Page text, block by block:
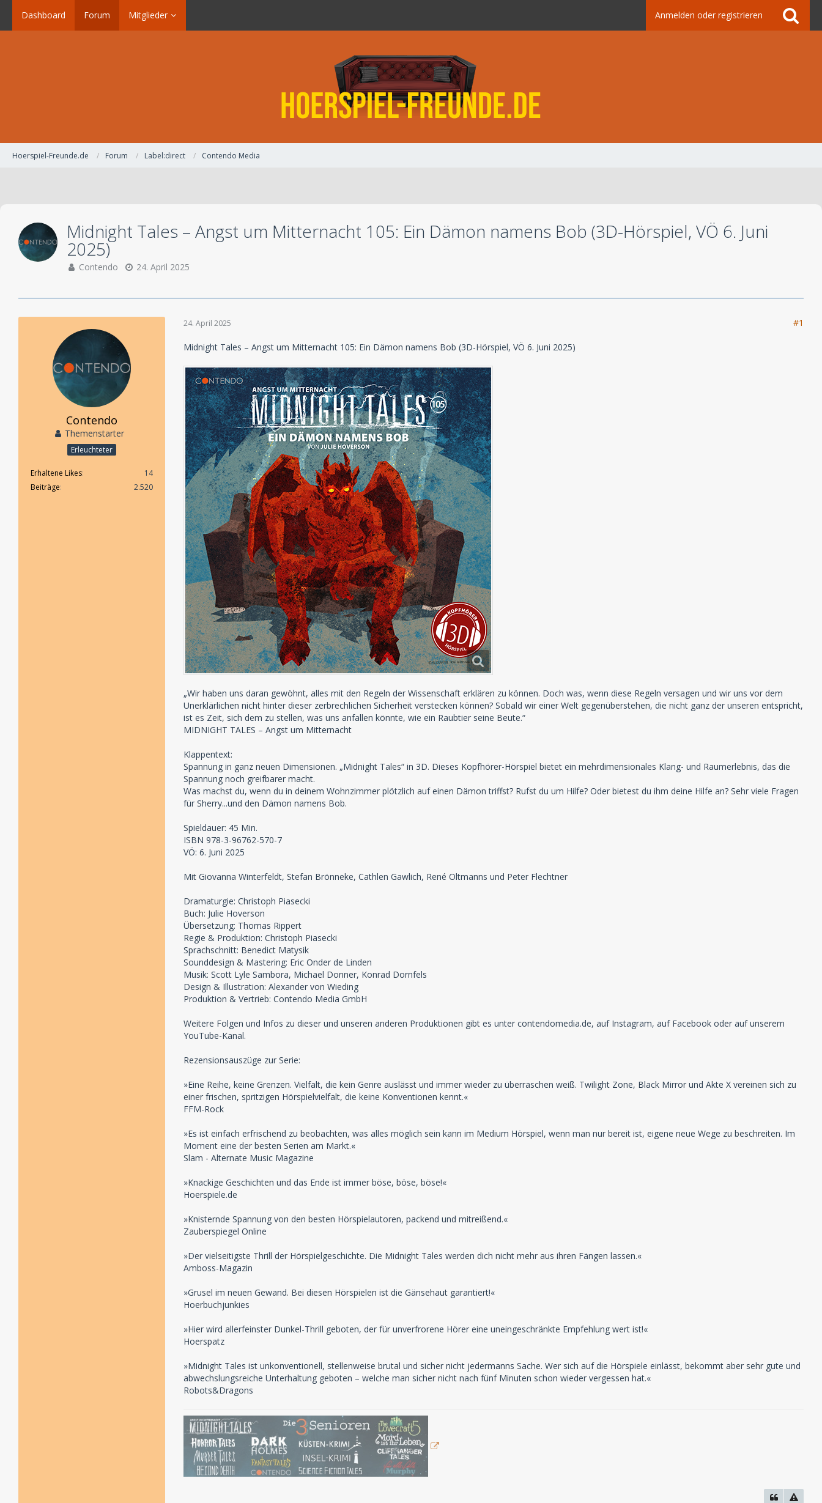
Dashboard Forum Mitglieder Anmelden oder registrieren
Hoerspiel-Freunde.de Forum Label:direct Contendo Media
Midnight Tales – Angst um Mitternacht 105: Ein Dämon namens Bob (3D-Hörspiel, VÖ 6. Juni
2025)
Contendo 24. April 2025
Contendo
Themenstarter
Erleuchteter
Erhaltene Likes
14
Beiträge
2.520
24. April 2025 #1
Midnight Tales – Angst um Mitternacht 105: Ein Dämon namens Bob (3D-Hörspiel, VÖ 6. Juni 2025)
„Wir haben uns daran gewöhnt, alles mit den Regeln der Wissenschaft erklären zu können. Doch was, wenn diese Regeln versagen und wir uns vor dem
Unerklärlichen nicht hinter dieser zerbrechlichen Sicherheit verstecken können? Sobald wir einer Welt gegenüberstehen, die nicht ganz der unseren entspricht,
ist es Zeit, sich dem zu stellen, was uns anfallen könnte, wie ein Raubtier seine Beute.“
MIDNIGHT TALES – Angst um Mitternacht
Klappentext:
Spannung in ganz neuen Dimensionen. „Midnight Tales“ in 3D. Dieses Kopfhörer-Hörspiel bietet ein mehrdimensionales Klang- und Raumerlebnis, das die
Spannung noch greifbarer macht.
Was machst du, wenn du in deinem Wohnzimmer plötzlich auf einen Dämon triffst? Rufst du um Hilfe? Oder bietest du ihm deine Hilfe an? Sehr viele Fragen
für Sherry...und den Dämon namens Bob.
Spieldauer: 45 Min.
ISBN 978-3-96762-570-7
VÖ: 6. Juni 2025
Mit Giovanna Winterfeldt, Stefan Brönneke, Cathlen Gawlich, René Oltmanns und Peter Flechtner
Dramaturgie: Christoph Piasecki
Buch: Julie Hoverson
Übersetzung: Thomas Rippert
Regie & Produktion: Christoph Piasecki
Sprachschnitt: Benedict Matysik
Sounddesign & Mastering: Eric Onder de Linden
Musik: Scott Lyle Sambora, Michael Donner, Konrad Dornfels
Design & Illustration: Alexander von Wieding
Produktion & Vertrieb: Contendo Media GmbH
Weitere Folgen und Infos zu dieser und unseren anderen Produktionen gibt es unter contendomedia.de, auf Instagram, auf Facebook oder auf unserem
YouTube-Kanal.
Rezensionsauszüge zur Serie:
»Eine Reihe, keine Grenzen. Vielfalt, die kein Genre auslässt und immer wieder zu überraschen weiß. Twilight Zone, Black Mirror und Akte X vereinen sich zu
einer frischen, spritzigen Hörspielvielfalt, die keine Konventionen kennt.«
FFM-Rock
»Es ist einfach erfrischend zu beobachten, was alles möglich sein kann im Medium Hörspiel, wenn man nur bereit ist, eigene neue Wege zu beschreiten. Im
Moment eine der besten Serien am Markt.«
Slam - Alternate Music Magazine
»Knackige Geschichten und das Ende ist immer böse, böse, böse!«
Hoerspiele.de
»Knisternde Spannung von den besten Hörspielautoren, packend und mitreißend.«
Zauberspiegel Online
»Der vielseitigste Thrill der Hörspielgeschichte. Die Midnight Tales werden dich nicht mehr aus ihren Fängen lassen.«
Amboss-Magazin
»Grusel im neuen Gewand. Bei diesen Hörspielen ist die Gänsehaut garantiert!«
Hoerbuchjunkies
»Hier wird allerfeinster Dunkel-Thrill geboten, der für unverfrorene Hörer eine uneingeschränkte Empfehlung wert ist!«
Hoerspatz
»Midnight Tales ist unkonventionell, stellenweise brutal und sicher nicht jedermanns Sache. Wer sich auf die Hörspiele einlässt, bekommt aber sehr gute und
abwechslungsreiche Unterhaltung geboten – welche man sicher nicht nach fünf Minuten schon wieder vergessen hat.«
Robots&Dragons